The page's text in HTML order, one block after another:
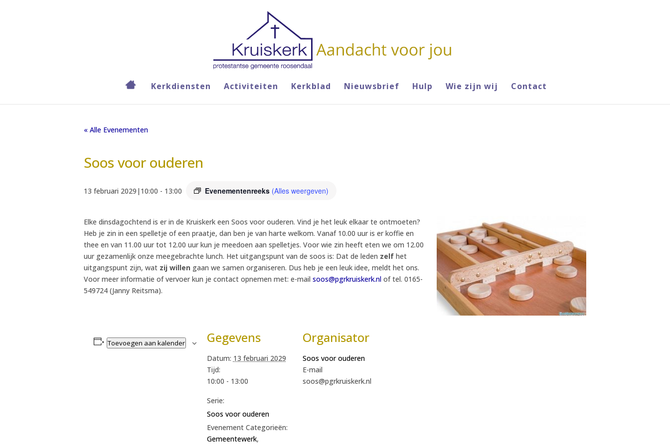
Kerkdiensten Activiteiten Kerkblad Nieuwsbrief Hulp Wie zijn wij Contact
« Alle Evenementen
Soos voor ouderen
13 februari 2029|10:00 - 13:00 Evenementenreeks (Alles weergeven)
Elke dinsdagochtend is er in de Kruiskerk een Soos voor ouderen. Vind je het leuk elkaar te ontmoeten?
Heb je zin in een spelletje of een praatje, dan ben je van harte welkom. Vanaf 10.00 uur is er koffie en
thee en van 11.00 uur tot 12.00 uur kun je meedoen aan spelletjes. Voor wie zin heeft eten we om 12.00
uur gezamenlijk onze meegebrachte lunch. Het uitgangspunt van de soos is: Dat de leden zelf het
uitgangspunt zijn, wat zij willen gaan we samen organiseren. Dus heb je een leuk idee, meldt het ons.
Voor meer informatie of vervoer kun je contact opnemen met: e-mail soos@pgrkruiskerk.nl of tel. 0165-
549724 (Janny Reitsma).
Toevoegen aan kalender Gegevens
Datum: 13 februari 2029
Tijd:
10:00 - 13:00
Serie:
Soos voor ouderen
Evenement Categorieën:
Gemeentewerk,
Organisator
Soos voor ouderen
E-mail
soos@pgrkruiskerk.nl